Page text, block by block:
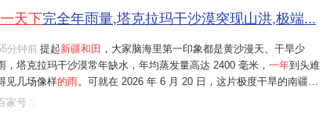
天下完全年雨量,塔克拉玛干沙漠突现山洪,极端...
分钟前 提起新疆和田 ，大家脑海里第一印象都是黄沙漫天、干旱少
，塔克拉玛干沙漠常年缺水，年均蒸发量高达 2400 毫米， 一年到头难
见几场像样的雨。可就在 2026 年 6 月 20 日，这片极度干旱的南疆小
上演了一幕魔幻景象：24 小时累计降雨 64.7 毫米，远超当地常年年均
家号